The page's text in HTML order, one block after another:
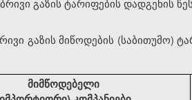
გაზის ტარიფების დადგენის
გაზის მიწოდების
მიმწოდებელი